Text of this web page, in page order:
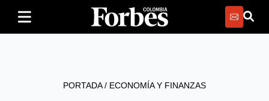
PORTADA/ ECONOMÍA Y FINANZAS